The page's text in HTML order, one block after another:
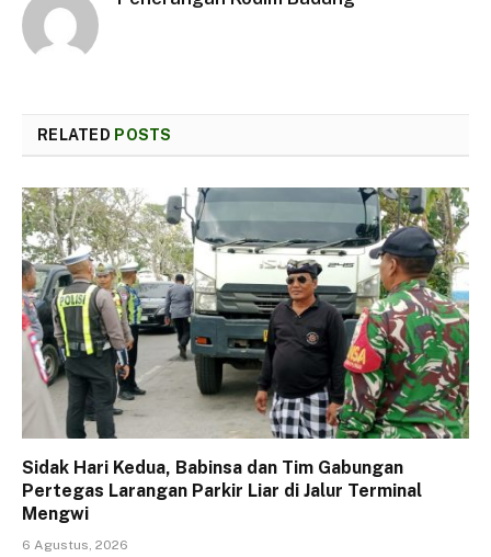
RELATED POSTS
Sidak Hari Kedua, Babinsa dan Tim Gabungan
Pertegas Larangan Parkir Liar di Jalur Terminal
Mengwi
6 Agustus, 2026